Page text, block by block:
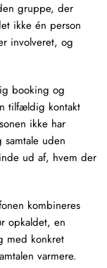
gruppe, der
ikke én person
involveret, og
booking og
tilfældig kontakt
ikke har
uden
ud af, hvem der
kombineres
opkaldet, en
med konkret
varmere.